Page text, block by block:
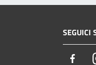
SEGUICI